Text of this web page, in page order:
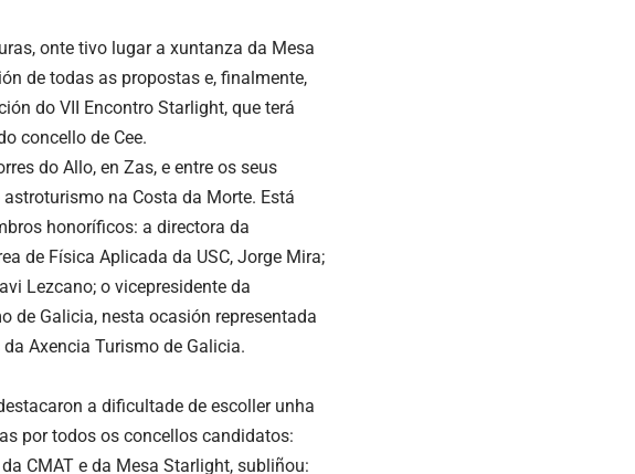
onte tivo lugar a xuntanza da Mesa
de todas as propostas e, finalmente,
do VII Encontro Starlight, que terá
concello de Cee.
do Allo, en Zas, e entre os seus
na Costa da Morte. Está
honoríficos: a directora da
de Física Aplicada da USC, Jorge Mira;
Lezcano; o vicepresidente da
de Galicia, nesta ocasión representada
Axencia Turismo de Galicia.
a dificultade de escoller unha
por todos os concellos candidatos:
CMAT e da Mesa Starlight, subliñou: